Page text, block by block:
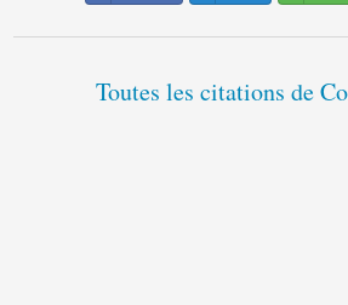
Toutes les citations de